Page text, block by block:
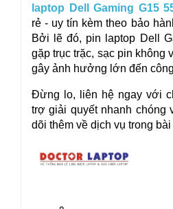
laptop Dell Gaming G15
rẻ - uy tín kèm theo bảo
Bởi lẽ đó, pin laptop Dell
gặp trục trặc, sạc pin không
gây ảnh hưởng lớn đến
Đừng lo, liên hệ ngay với
trợ giải quyết nhanh chóng
dõi thêm về dịch vụ trong bài